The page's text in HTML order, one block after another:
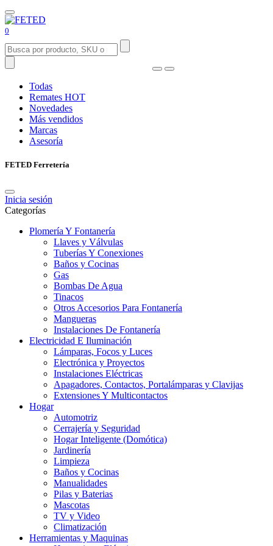
0
Todas
Remates HOT
Novedades
Más vendidos
Marcas
Asesoría
FETED Ferretería
Inicia sesión
Categorías
Plomería Y Fontanería
Llaves y Válvulas
Tuberías Y Conexiones
Baños y Cocinas
Gas
Bombas De Agua
Tinacos
Otros Accesorios Para Fontanería
Mangueras
Instalaciones De Fontanería
Electricidad E Iluminación
Lámparas, Focos y Luces
Electrónica y Proyectos
Instalaciones Eléctricas
Apagadores, Contactos, Portalámparas y Clavijas
Extensiones Y Multicontactos
Hogar
Automotriz
Cerrajería y Seguridad
Hogar Inteligente (Domótica)
Jardinería
Limpieza
Baños y Cocinas
Manualidades
Pilas y Baterias
Mascotas
TV y Video
Climatización
Herramientas y Maquinas